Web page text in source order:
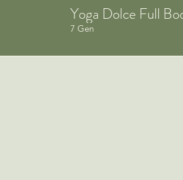
Yoga Dolce Full
7 Gen